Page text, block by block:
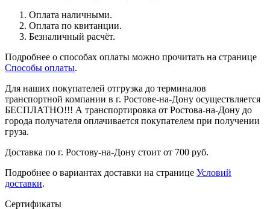
Оплата наличными.
Оплата по квитанции.
Безналичный расчёт.
Подробнее о способах оплаты можно прочитать на странице
Способы оплаты.
Для наших покупателей отгрузка до терминалов
транспортной компании в г. Ростове-на-Дону осуществляется
БЕСПЛАТНО!!! А транспортировка от Ростова-на-Дону до
города получателя оплачивается покупателем при получении
груза.
Доставка по г. Ростову-на-Дону стоит от 700 руб.
Подробнее о вариантах доставки на странице Условий
доставки.
Сертификаты